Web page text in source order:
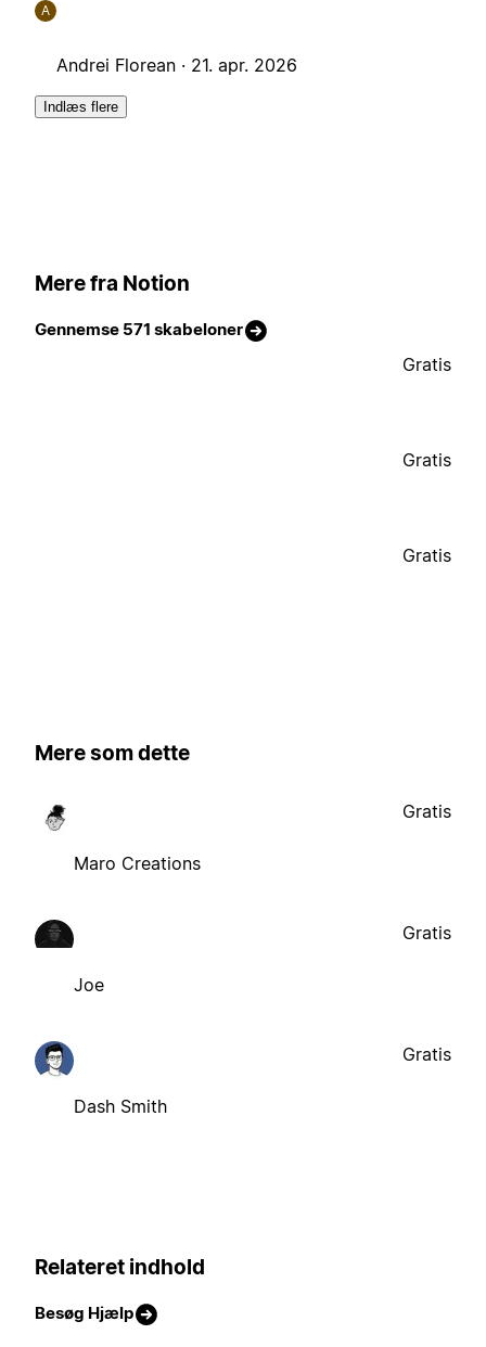
A
Andrei Florean · 21. apr. 2026
Indlæs flere
Mere fra Notion
Gennemse 571 skabeloner
Gratis
Gratis
Gratis
Mere som dette
Maro Creations
Gratis
Joe
Gratis
Dash Smith
Gratis
Relateret indhold
Besøg Hjælp